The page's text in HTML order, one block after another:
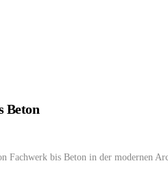
Beton
Fachwerk bis Beton in der modernen